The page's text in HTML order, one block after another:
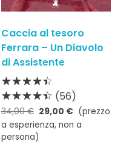
Caccia al tesoro
Ferrara – Un Diavolo
di Assistente
(56)
34,00€ 29,00 € (prezzo
a esperienza, non a
persona)